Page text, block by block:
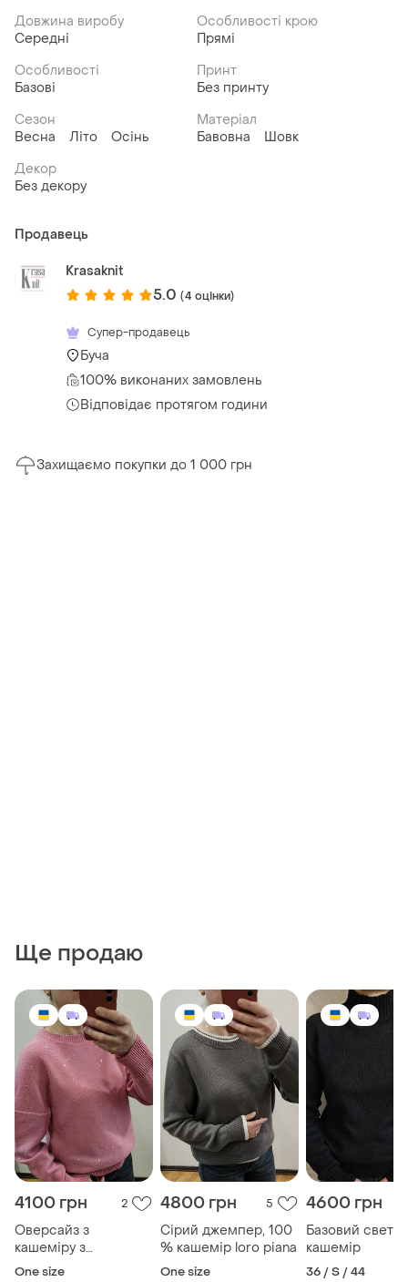
Довжина виробу
Середні
Особливості крою
Прямі
Особливості
Базові
Принт
Без принту
Сезон
Весна
Літо Осінь
Матеріал
Бавовна
Шовк
Декор
Без декору
Продавець
Krasaknit
5.0 (4 оцінки)
Супер-продавець
Буча
100% виконаних замовлень
Відповідає протягом години
Захищаємо покупки до 1 000 грн
Ще продаю
4100 грн 2
Оверсайз з
кашеміру з
пайєтками
One size
4800 грн 5
Сірий джемпер, 100
% кашемір loro piana
One size
4600 грн
Базовий
кашемір
36 / S / 44